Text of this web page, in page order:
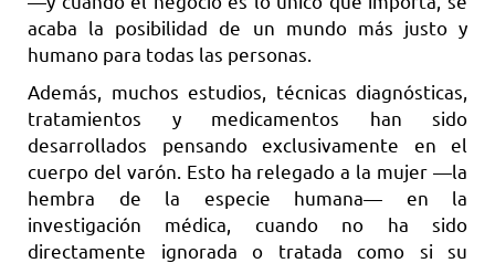
acaba la posibilidad de un mundo más justo y
humano para todas las personas.
Además, muchos estudios, técnicas diagnósticas,
tratamientos y medicamentos han sido
desarrollados pensando exclusivamente en el
cuerpo del varón. Esto ha relegado a la mujer —la
hembra de la especie humana— en la
investigación médica, cuando no ha sido
directamente ignorada o tratada como si su